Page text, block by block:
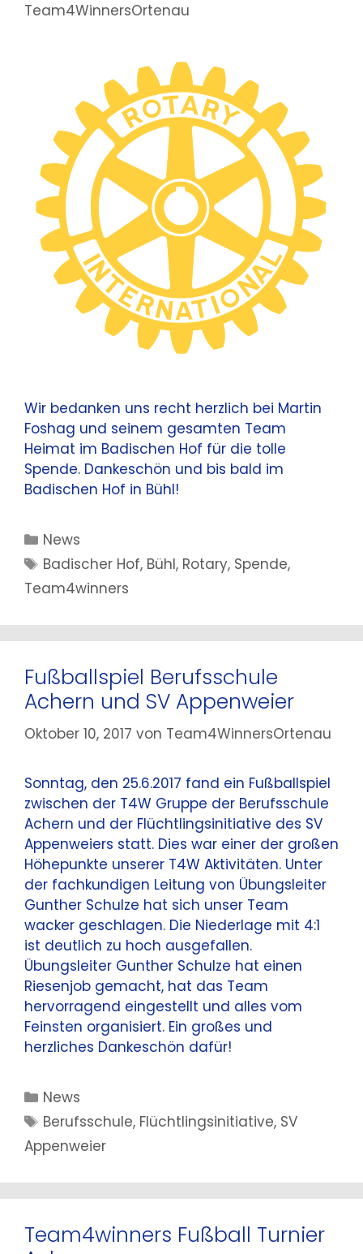
Team4WinnersOrtenau
Wir bedanken uns recht herzlich bei Martin
Foshag und seinem gesamten Team
Heimat im Badischen Hof für die tolle
Spende. Dankeschön und bis bald im
Badischen Hof in Bühl!
Kategorien
News
Schlagwörter
Badischer Hof, Bühl, Rotary, Spende,
Team4winners
Fußballspiel Berufsschule
Achern und SV Appenweier
Oktober 10, 2017 von Team4WinnersOrtenau
Sonntag, den 25.6.2017 fand ein Fußballspiel
zwischen der T4W Gruppe der Berufsschule
Achern und der Flüchtlingsinitiative des SV
Appenweiers statt. Dies war einer der großen
Höhepunkte unserer T4W Aktivitäten. Unter
der fachkundigen Leitung von Übungsleiter
Gunther Schulze hat sich unser Team
wacker geschlagen. Die Niederlage mit 4:1
ist deutlich zu hoch ausgefallen.
Übungsleiter Gunther Schulze hat einen
Riesenjob gemacht, hat das Team
hervorragend eingestellt und alles vom
Feinsten organisiert. Ein großes und
herzliches Dankeschön dafür!
Kategorien
News
Schlagwörter
Berufsschule, Flüchtlingsinitiative, SV
Appenweier
Team4winners Fußball Turnier